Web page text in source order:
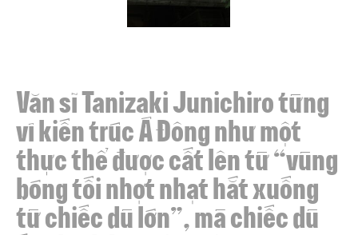
Văn sĩ Tanizaki Junichiro từng
ví kiến trúc Á Đông như một
thực thể được cất lên từ “vùng
bóng tối nhợt nhạt hắt xuống
từ chiếc dù lớn”, mà chiếc dù